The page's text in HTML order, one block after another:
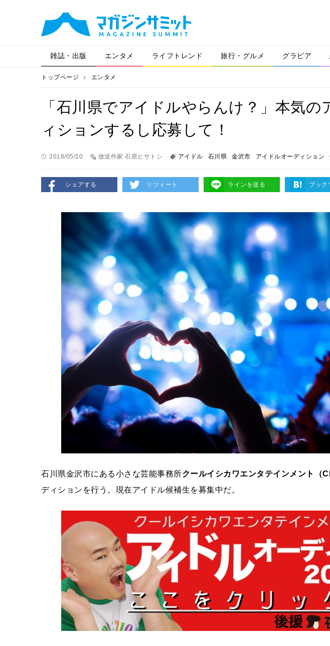
雑誌・出版 エンタメ ライフトレンド 旅行・グルメ グラビア
トップページ エンタメ
「石川県でアイドルやらんけ？」本気の
ィションするし応募して！
2018/05/10 放送作家 石原ヒサトシ アイドル 石川県 金沢市 アイドルオーディション
シェアする リツィート ラインを送る ブック
石川県金沢市にある小さな芸能事務所クールイシカワエンタテインメント（
ディションを行う。現在アイドル候補生を募集中だ。